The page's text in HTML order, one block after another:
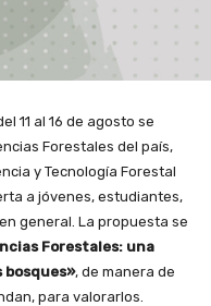
11 al 16 de agosto se
Forestales del país,
y Tecnología Forestal
a jóvenes, estudiantes,
general. La propuesta se
Forestales: una
, de manera de
para valorarlos.